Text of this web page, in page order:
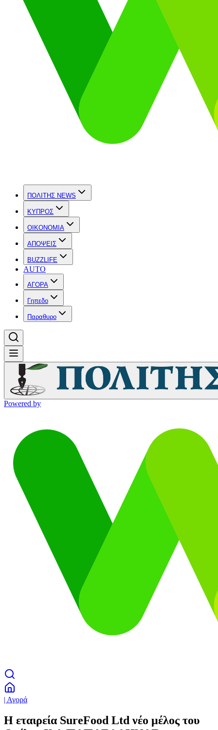
ΠΟΛΙΤΗΣ NEWS
ΚΥΠΡΟΣ
OIKONOMIA
ΑΠΟΨΕΙΣ
BUZZLIFE
AUTO
ΑΓΟΡΑ
Γηπεδο
Παραθυρο
Powered by
| Αγορά
Η εταιρεία SureFood Ltd νέο μέλος του